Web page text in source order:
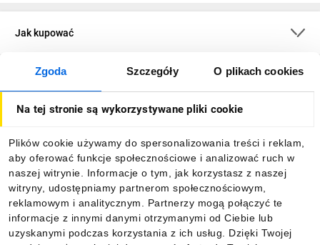
Zgoda Szczegóły O plikach cookies
Na tej stronie są wykorzystywane pliki cookie
Plików cookie używamy do spersonalizowania treści i reklam,
aby oferować funkcje społecznościowe i analizować ruch w
naszej witrynie. Informacje o tym, jak korzystasz z naszej
witryny, udostępniamy partnerom społecznościowym,
reklamowym i analitycznym. Partnerzy mogą połączyć te
informacje z innymi danymi otrzymanymi od Ciebie lub
uzyskanymi podczas korzystania z ich usług. Dzięki Twojej
Jak kupować
O firmie
Informacje
Pobierz naszą aplikację mobilną: